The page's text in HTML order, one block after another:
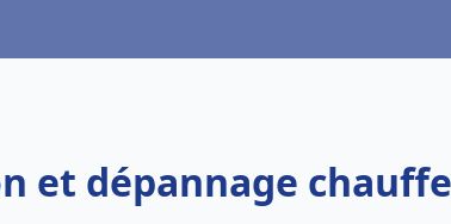
et dépannage